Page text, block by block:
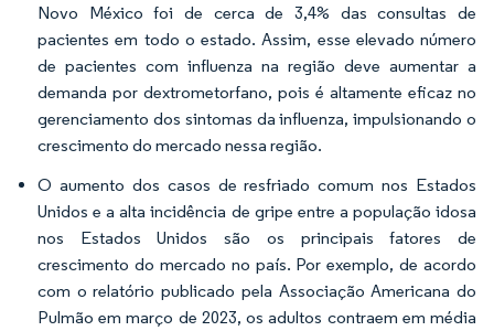
Novo México foi de cerca de 3,4% das consultas de
pacientes em todo o estado. Assim, esse elevado número
de pacientes com influenza na região deve aumentar a
demanda por dextrometorfano, pois é altamente eficaz no
gerenciamento dos sintomas da influenza, impulsionando o
crescimento do mercado nessa região.
O aumento dos casos de resfriado comum nos Estados
Unidos e a alta incidência de gripe entre a população idosa
nos Estados Unidos são os principais fatores de
crescimento do mercado no país. Por exemplo, de acordo
com o relatório publicado pela Associação Americana do
Pulmão em março de 2023, os adultos contraem em média